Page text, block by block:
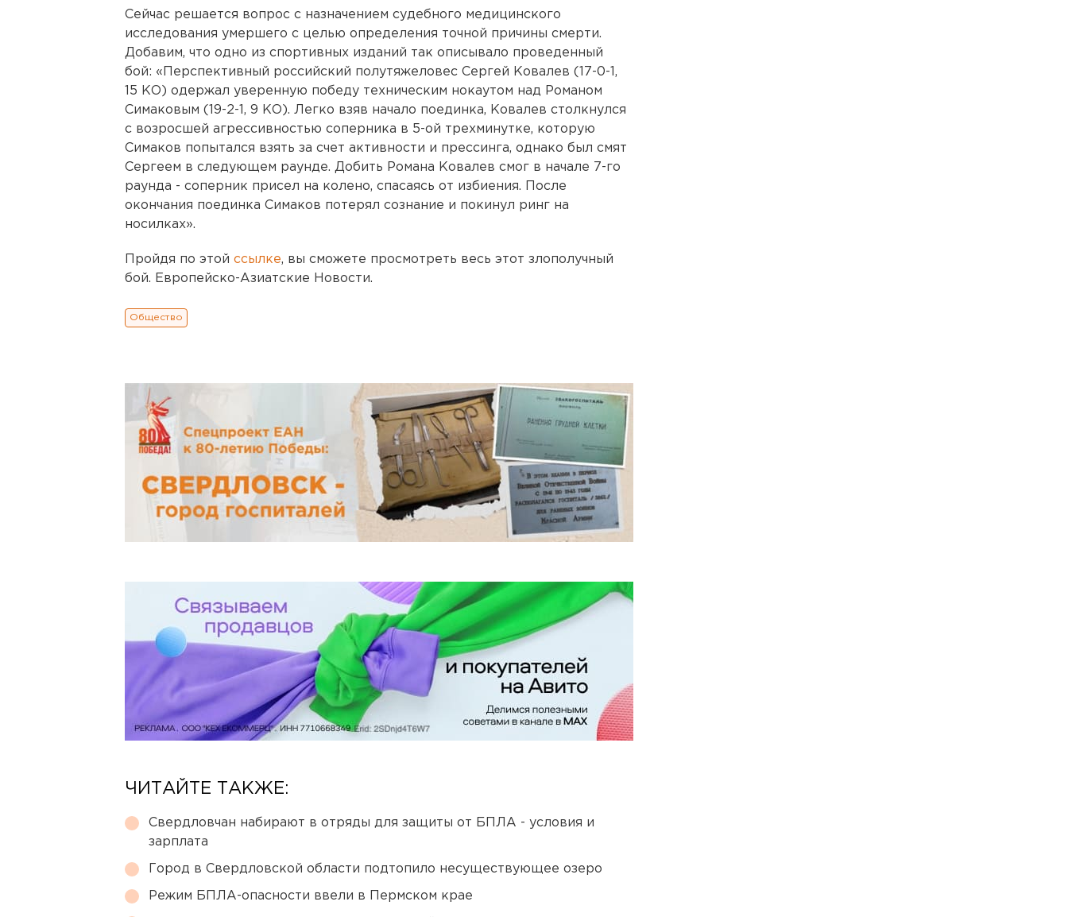
Сейчас решается вопрос с назначением судебного медицинского
исследования умершего с целью определения точной причины смерти.
Добавим, что одно из спортивных изданий так описывало проведенный
бой: «Перспективный российский полутяжеловес Сергей Ковалев (17-0-1,
15 КО) одержал уверенную победу техническим нокаутом над Романом
Симаковым (19-2-1, 9 КО). Легко взяв начало поединка, Ковалев столкнулся
с возросшей агрессивностью соперника в 5-ой трехминутке, которую
Симаков попытался взять за счет активности и прессинга, однако был смят
Сергеем в следующем раунде. Добить Романа Ковалев смог в начале 7-го
раунда - соперник присел на колено, спасаясь от избиения. После
окончания поединка Симаков потерял сознание и покинул ринг на
носилках».
Пройдя по этой ссылке, вы сможете просмотреть весь этот злополучный
бой. Европейско-Азиатские Новости.
Общество
ЧИТАЙТЕ ТАКЖЕ:
Свердловчан набирают в отряды для защиты от БПЛА - условия и
зарплата
Город в Свердловской области подтопило несуществующее озеро
Режим БПЛА-опасности ввели в Пермском крае